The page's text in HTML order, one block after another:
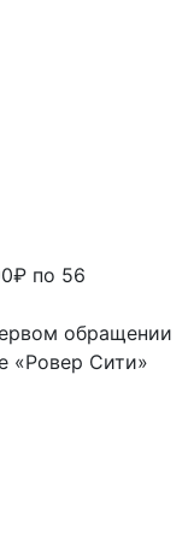
по 56
обращении
«Ровер Сити»